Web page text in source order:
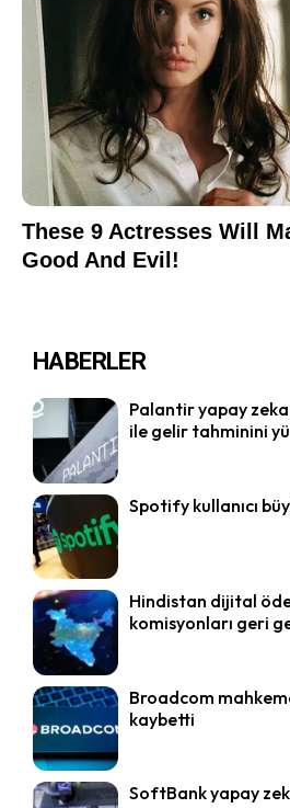
HABERLER
Palantir yapay
ile gelir tahminini
Spotify kullanıcı
Hindistan dijital
komisyonları geri
Broadcom
kaybetti
SoftBank yapay